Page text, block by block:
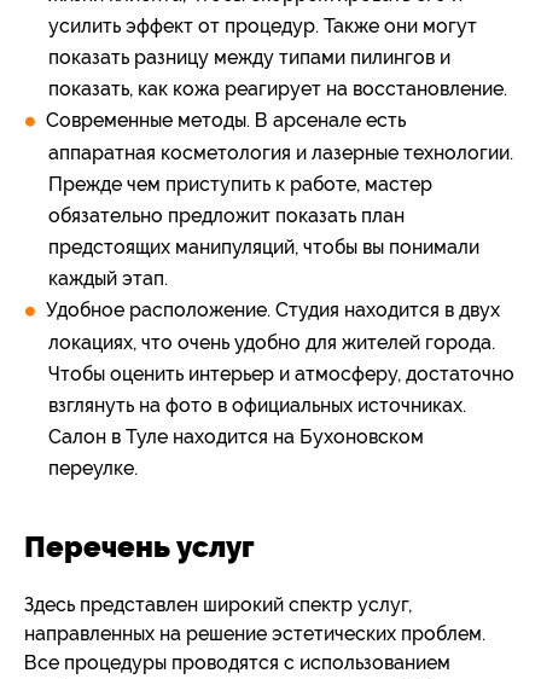
усилить эффект от процедур. Также они могут
показать разницу между типами пилингов и
показать, как кожа реагирует на восстановление.
Современные методы. В арсенале есть
аппаратная косметология и лазерные технологии.
Прежде чем приступить к работе, мастер
обязательно предложит показать план
предстоящих манипуляций, чтобы вы понимали
каждый этап.
Удобное расположение. Студия находится в двух
локациях, что очень удобно для жителей города.
Чтобы оценить интерьер и атмосферу, достаточно
взглянуть на фото в официальных источниках.
Салон в Туле находится на Бухоновском
переулке.
Перечень услуг
Здесь представлен широкий спектр услуг,
направленных на решение эстетических проблем.
Все процедуры проводятся с использованием